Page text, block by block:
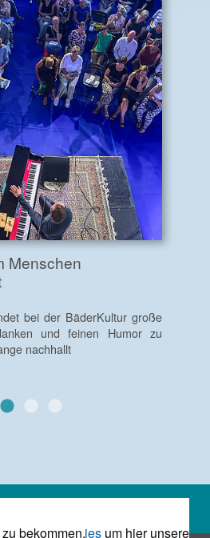
Menschen
bei der BäderKultur große
und feinen Humor zu
nachhallt
Cookies
zu bekommen.